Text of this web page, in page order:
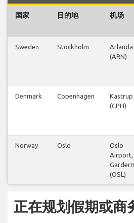
国家 目的地 机场
Sweden Stockholm
Arlanda
(ARN)
Denmark Copenhagen
Kastrup
(CPH)
Norway Oslo
Oslo
Airport,
(OSL)
正在规划假期或商